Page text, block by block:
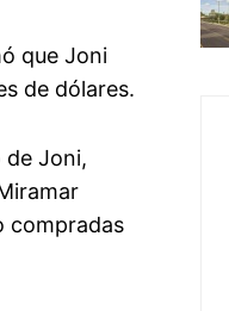
que Joni
de dólares.
de Joni,
compradas